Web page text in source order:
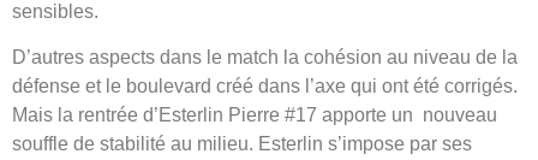
sensibles.
D’autres aspects dans le match la cohésion au niveau de la
défense et le boulevard créé dans l’axe qui ont été corrigés.
Mais la rentrée d’Esterlin Pierre #17 apporte un nouveau
souffle de stabilité au milieu. Esterlin s’impose par ses